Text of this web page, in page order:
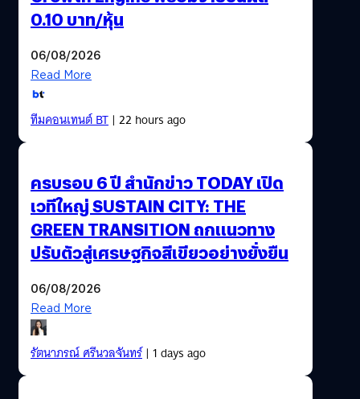
0.10 บาท/หุ้น
06/08/2026
Read More
ทีมคอนเทนต์ BT| 22 hours ago
ครบรอบ 6 ปี สำนักข่าว TODAY เปิด
เวทีใหญ่ SUSTAIN CITY: THE
GREEN TRANSITION ถกแนวทาง
ปรับตัวสู่เศรษฐกิจสีเขียวอย่างยั่งยืน
06/08/2026
Read More
รัตนาภรณ์ ศรีนวลจันทร์| 1 days ago